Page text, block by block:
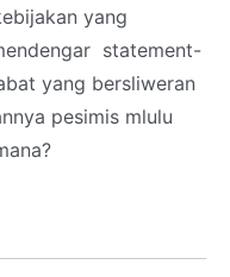
yang
statement-
yang bersliweran
pesimis mlulu